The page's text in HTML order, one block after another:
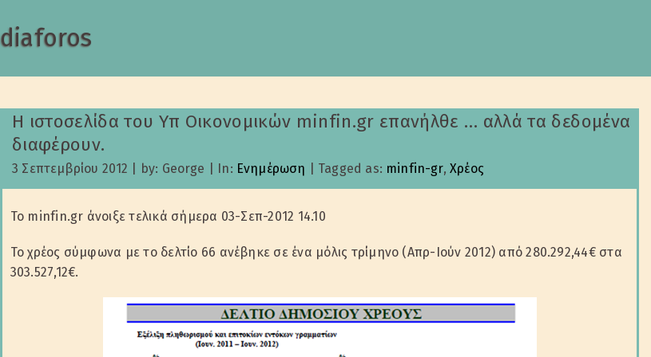
diaforos
Η ιστοσελίδα του Υπ Οικονομικών minfin.gr επανήλθε … αλλά τα δεδομένα
διαφέρουν.
3 Σεπτεμβρίου 2012 by: George In: Ενημέρωση Tagged as: minfin-gr,Χρέος
Το minfin.gr άνοιξε τελικά σήμερα 03-Σεπ-2012 14.10
Το χρέος σύμφωνα με το δελτίο 66 ανέβηκε σε ένα μόλις τρίμηνο (Απρ-Ιούν 2012) από 280.292,44€ στα
303.527,12€.